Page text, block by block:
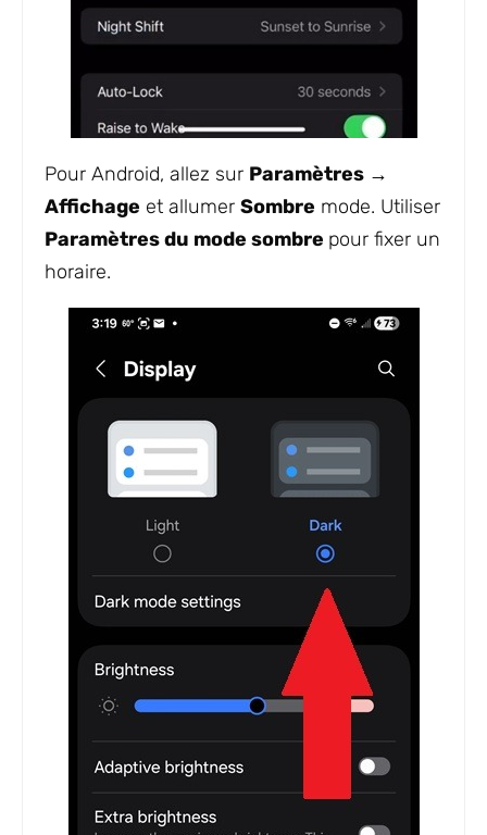
Pour Android, allez sur Paramètres →
Affichage et allumer Sombre mode. Utiliser
Paramètres du mode sombre pour fixer un
horaire.